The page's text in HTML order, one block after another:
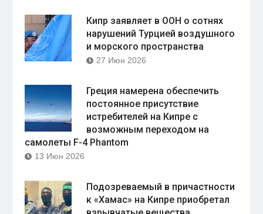
Кипр заявляет в ООН о сотнях
нарушений Турцией воздушного
и морского пространства
27 Июн 2026
Греция намерена обеспечить
постоянное присутствие
истребителей на Кипре с
возможным переходом на
самолеты F-4 Phantom
13 Июн 2026
Подозреваемый в причастности
к «Хамас» на Кипре приобретал